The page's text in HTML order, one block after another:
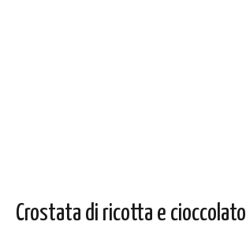
Crostata di ricotta e cioccolato